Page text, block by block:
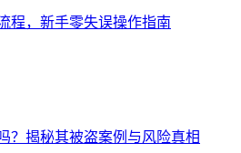
程，新手零失误操作指南
？揭秘其被盗案例与风险真相